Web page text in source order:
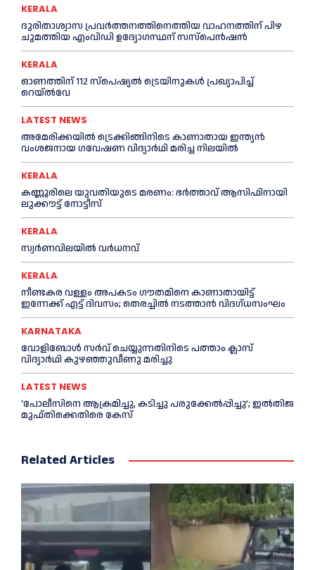
KERALA
ദുരിതാശ്വാസ പ്രവര്‍ത്തനത്തിനെത്തിയ വാഹനത്തിന് പിഴ
ചുമത്തിയ എംവിഡി ഉദ്യോഗസ്ഥന് സസ്പെൻഷൻ
KERALA
ഓണത്തിന് 112 സ്പെഷ്യല്‍ ട്രെയിനുകള്‍ പ്രഖ്യാപിച്ച്‌
റെയ്ല്‍വേ
LATEST NEWS
അമേരിക്കയില്‍ ട്രെക്കിങ്ങിനിടെ കാണാതായ ഇന്ത്യൻ
വംശജനായ ഗവേഷണ വിദ്യാര്‍ഥി മരിച്ച നിലയില്‍
KERALA
കണ്ണൂരിലെ യുവതിയുടെ മരണം: ഭര്‍ത്താവ് ആസിഫിനായി
ലുക്കൗട്ട് നോട്ടീസ്
KERALA
സ്വർണവിലയിൽ വർധനവ്
KERALA
നീണ്ടകര വള്ളം അപകടം ഗൗതമിനെ കാണാതായിട്ട്
ഇന്നേക്ക് എട്ട് ദിവസം; തെരച്ചില്‍ നടത്താൻ വിദഗ്ധസംഘം
KARNATAKA
വോളിബോൾ സർവ് ചെയ്യുന്നതിനിടെ പത്താം ക്ലാസ്
വിദ്യാർഥി കുഴഞ്ഞുവീണു മരിച്ചു
LATEST NEWS
‘പോലീസിനെ ആക്രമിച്ചു, കടിച്ചു പരുക്കേല്‍പ്പിച്ചു’; ഇല്‍തിജ
മുഫ്തിക്കെതിരെ കേസ്
Related Articles